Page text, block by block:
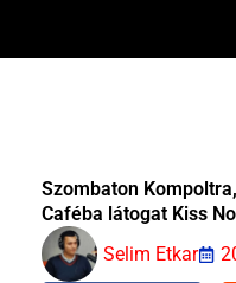
Szombaton
Caféba látogat Kiss
Selim Etkar